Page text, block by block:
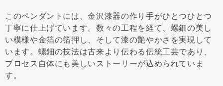
このペンダントには、金沢漆器の作り手がひとつひとつ
丁寧に仕上げています。数々の工程を経て、螺鈿の美し
い模様や金箔の箔押し、そして漆の艶やかさを実現して
います。螺鈿の技法は古来より伝わる伝統工芸であり、
プロセス自体にも美しいストーリーが込められていま
す。